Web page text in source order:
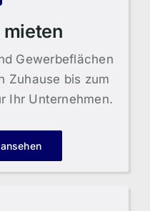
Gewerbeflächen
Zuhause bis zum
Ihr Unternehmen.